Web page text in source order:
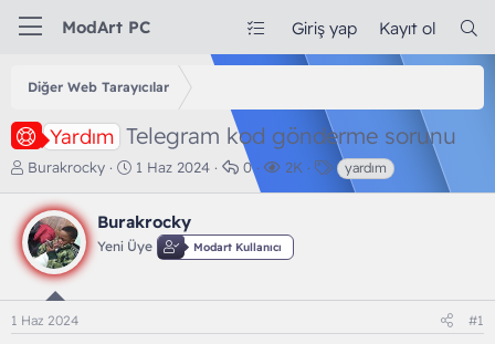
ModArt PC Giriş yap Kayıt ol
Diğer Web Tarayıcılar
Yardım Telegram kod gönderme sorunu
K
n
b
u
y
b
a
Burakrocky
B
l
a
ı
1 Haz 2024
C
p
l
r
0
G
n
t
l
2K
E
e
yardım
Burakrocky
Yeni Üye Modart Kullanıcı
1 Haz 2024 #1